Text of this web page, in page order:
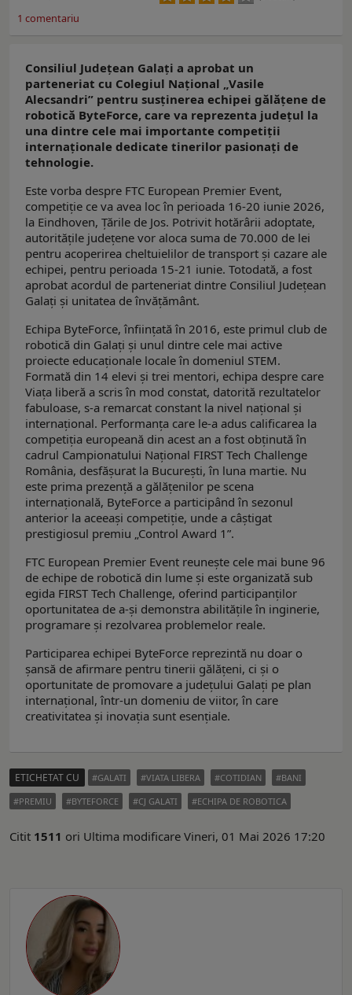
1 comentariu
Consiliul Județean Galați a aprobat un
parteneriat cu Colegiul Național „Vasile
Alecsandri” pentru susținerea echipei gălățene de
robotică ByteForce, care va reprezenta județul la
una dintre cele mai importante competiții
internaționale dedicate tinerilor pasionați de
tehnologie.
Este vorba despre FTC European Premier Event,
competiție ce va avea loc în perioada 16-20 iunie 2026,
la Eindhoven, Țările de Jos. Potrivit hotărârii adoptate,
autoritățile județene vor aloca suma de 70.000 de lei
pentru acoperirea cheltuielilor de transport și cazare ale
echipei, pentru perioada 15-21 iunie. Totodată, a fost
aprobat acordul de parteneriat dintre Consiliul Județean
Galați și unitatea de învățământ.
Echipa ByteForce, înființată în 2016, este primul club de
robotică din Galați și unul dintre cele mai active
proiecte educaționale locale în domeniul STEM.
Formată din 14 elevi și trei mentori, echipa despre care
Viața liberă a scris în mod constat, datorită rezultatelor
fabuloase, s-a remarcat constant la nivel național și
internațional. Performanța care le-a adus calificarea la
competiția europeană din acest an a fost obținută în
cadrul Campionatului Național FIRST Tech Challenge
România, desfășurat la București, în luna martie. Nu
este prima prezență a gălățenilor pe scena
internațională, ByteForce a participând în sezonul
anterior la aceeași competiție, unde a câștigat
prestigiosul premiu „Control Award 1”.
FTC European Premier Event reunește cele mai bune 96
de echipe de robotică din lume și este organizată sub
egida FIRST Tech Challenge, oferind participanților
oportunitatea de a-și demonstra abilitățile în inginerie,
programare și rezolvarea problemelor reale.
Participarea echipei ByteForce reprezintă nu doar o
șansă de afirmare pentru tinerii gălățeni, ci și o
oportunitate de promovare a județului Galați pe plan
internațional, într-un domeniu de viitor, în care
creativitatea și inovația sunt esențiale.
ETICHETAT CU GALATI VIATA LIBERA COTIDIAN
BANI
PREMIU
BYTEFORCE CJ GALATI ECHIPA DE ROBOTICA
Citit 1511 ori Ultima modificare Vineri, 01 Mai 2026 17:20